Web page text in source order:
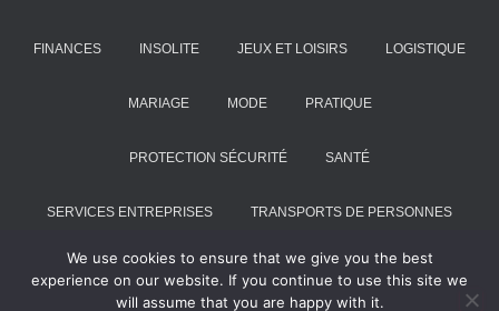
FINANCES INSOLITE JEUX ET LOISIRS LOGISTIQUE
MARIAGE MODE PRATIQUE
PROTECTION SÉCURITÉ SANTÉ
SERVICES ENTREPRISES TRANSPORTS DE PERSONNES
VOYAGES
We use cookies to ensure that we give you the best
experience on our website. If you continue to use this site we
will assume that you are happy with it.